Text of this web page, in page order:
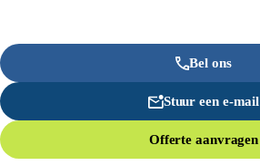
Bel ons
Stuur een e-mail
Offerte aanvragen